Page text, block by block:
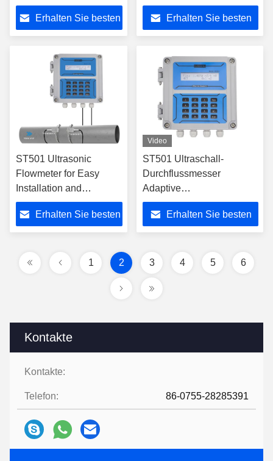
Kontakte
Kontakte:
Telefon: 86-0755-28285391
Durchflussmesser mit
vollständig geradlinigem
Rohrdesign und
Erhalten Sie besten
Meter and
Simplified/Traditional/English
Language Switching
Erhalten Sie besten
ST501 Ultrasonic
Flowmeter for Easy
Installation and
Operation with IP68
Sensors and Simple
Interface
Erhalten Sie besten
Video
ST501 Ultraschall-
Durchflussmesser
Adaptive
Signalverarbeitung
Algorithmen für genaue
Messungen in schwierigen
Erhalten Sie besten
1 2 3 4 5 6